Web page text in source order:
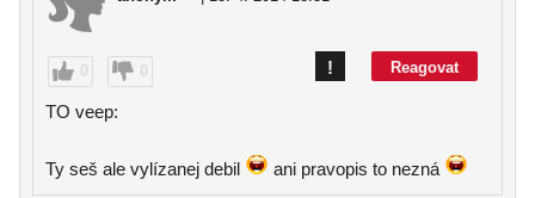
0 0 Reagovat
!
TO veep:
Ty seš ale vylízanej debil ani pravopis to nezná